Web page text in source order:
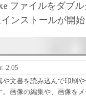
ファイルをダブ
ンストールが開
2.05
や文書を読み込んで印刷
。画像の編集や、画像を